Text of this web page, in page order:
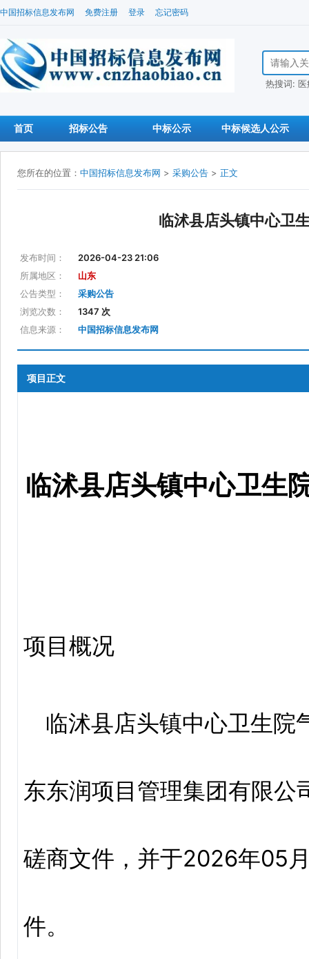
中国招标信息发布网 免费注册 登录 忘记密码
搜索招标信
热搜词:
首页 招标公告 中标公示 中标候选人公示
您所在的位置： 中国招标信息发布网 > 采购公告 > 正文
临沭县店头镇中心卫
发布时间：
2026-04-23 21:06
所属地区：
山东
公告类型：
采购公告
浏览次数：
1347 次
信息来源：
中国招标信息发布网
项目正文